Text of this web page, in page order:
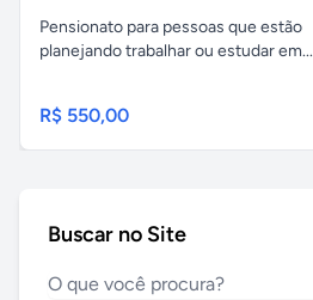
Pensionato para pessoas que estão
planejando trabalhar ou estudar em...
R$ 550,00
Buscar no Site